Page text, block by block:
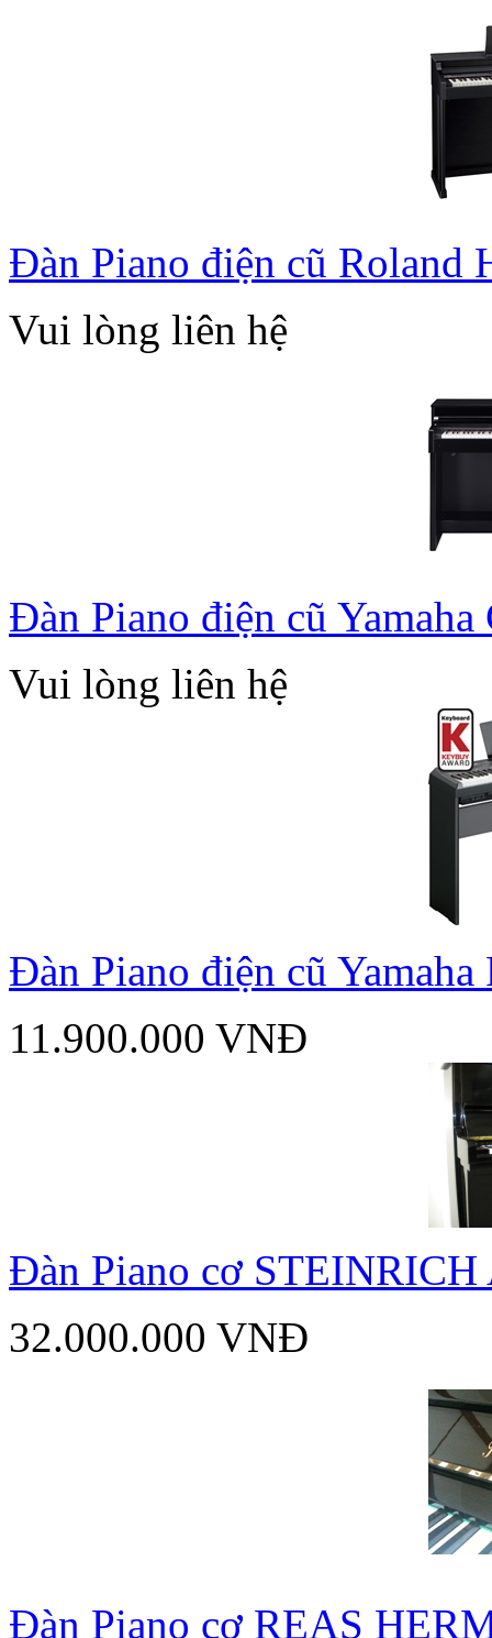
Đàn Piano điện cũ Roland
Vui lòng liên hệ
Đàn Piano điện cũ Yamaha
Vui lòng liên hệ
Đàn Piano điện cũ Yamaha
11.900.000 VNĐ
Đàn Piano cơ STEINRICH
32.000.000 VNĐ
Đàn Piano cơ REAS